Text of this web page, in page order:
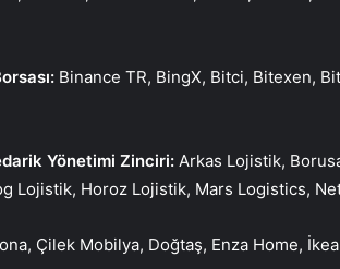
Binance TR, BingX, Bitci, Bitexen,
Yönetimi Zinciri: Arkas Lojistik,
Lojistik, Horoz Lojistik, Mars Logistics,
Çilek Mobilya, Doğtaş, Enza Home,